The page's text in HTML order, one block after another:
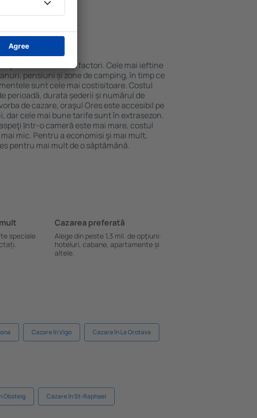
Ores?
depinde de mai mulți factori. Cele mai ieftine
pensiuni și zone de camping, în timp ce
sunt cele mai costisitoare. Costul
perioadă, durata șederii și numărul de
de cazare, oraşul Ores este accesibil pe
dar cele mai bune tarife sunt în extrasezon.
ȋntr-o cameră este mai mare, costul
mic. Pentru a economisi şi mai mult,
pentru mai mult de o săptămână.
speciale
Cazarea preferată
Alege din peste 1,3 mil. de opţiuni:
hoteluri, cabane, apartamente și
altele.
Cazare în Vigo Cazare în La Orotava
Obsteig Cazare în St-Raphael